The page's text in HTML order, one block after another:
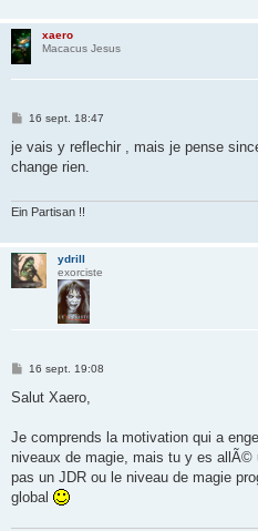
xaero
Macacus Jesus
M
s
a
16 sept. 18:47
je vais y reflechir , mais je pense
change rien.
Ein Partisan !!
ydrill
exorciste
M
s
g
16 sept. 19:08
Salut Xaero,
Je comprends la motivation qui a
niveaux de magie, mais tu y es allÃ©
pas un JDR ou le niveau de magie
global